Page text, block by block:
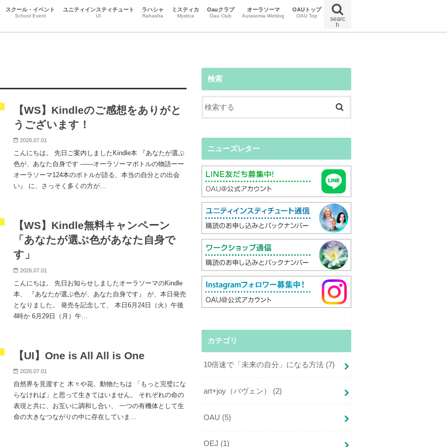
searc
h
スクール・イベント
School Event
スクール
イベント
ユニティインスティチュート
UI
チャクラとオーラ
本質を生きる
ハート瞑想
瞑想・マインドフルネス
リーラ・プラサード・アルヴィナ
黒田コマラ
市場義人（トーショー ）
辻本恒（ヴィジェイ）
尾崎智子（ブーティ）
受講生エッセイ
江谷信壽(Gatasansa)
ニュース
事務局のお知らせ
ラハシャ
Rahasha
意識の地図
直観カウンセリング
ハートからのカウンセリング
ミスティカ
Mystica
Oauクラブ
Oau Club
Oauマガジン
Oauイベント
Oauクラブニュース
オーラソーマ
Aurasoma Weblog
OAUトップ
OAU Top
特定商取引法に関する法律に基づく表示
オンラインスクール受講規約
プライバシーポリシー
【WS】Kindleのご感想をありがと
うございます！
2026.07.01
こんにちは。 先日ご案内しましたKindle本 『あなたが選ぶ
色が、あなた自身です ――オーラソーマボトルの物語ーー
オーラソーマ124本のボトルが語る、本当の自分との出会
い』 に、さっそく多くの方が…
【WS】Kindle無料キャンペーン
「あなたが選ぶ色があなた自身で
す」
2026.07.01
こんにちは。 先日お知らせしましたオーラソーマのKindle
本、 『あなたが選ぶ色が、あなた自身です』 が、本日発売
となりました。 発売を記念して、 本日6月24日（火）午後
4時か 6月29日（月）午…
【UI】One is All All is One
2026.07.01
自然界を見渡すと 木々や花、動物たちは 「もっと完璧にな
らなければ」と思って生きてはいません。 それぞれの命の
表現と共に、お互いに調和し合い、 一つの有機体として生
命の大きなつながりの中に存在していま…
検索
ニューズレター
カテゴリ
10倍速で「未来の自分」になる方法 (7)
art+joy（バヴェン） (2)
OAU (5)
OEJ (1)